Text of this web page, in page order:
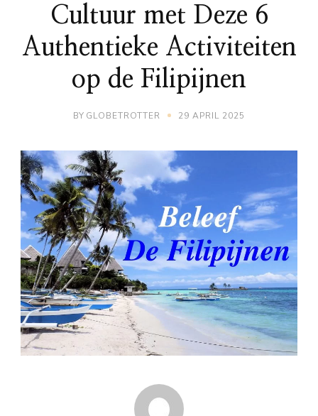
Cultuur met Deze 6
Authentieke Activiteiten
op de Filipijnen
BY GLOBETROTTER 29 APRIL 2025